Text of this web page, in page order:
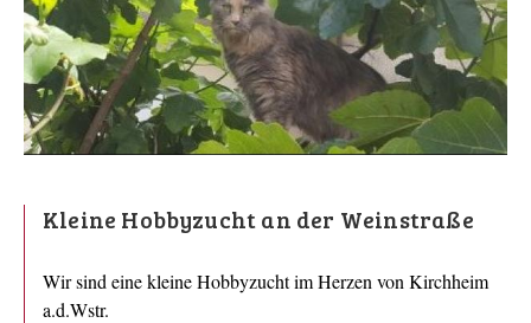
Kleine Hobbyzucht an der Weinstraße
Wir sind eine kleine Hobbyzucht im Herzen von Kirchheim
a.d.Wstr.